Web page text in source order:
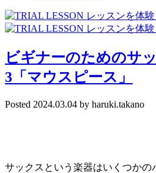
ビギナーのためのサ
3「マウスピース」
Posted 2024.03.04 by haruki.takano
サックスという楽器はいくつか